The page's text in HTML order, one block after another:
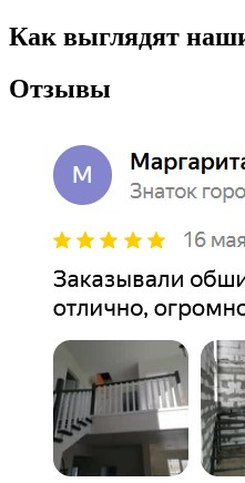
Как выглядят
Отзывы